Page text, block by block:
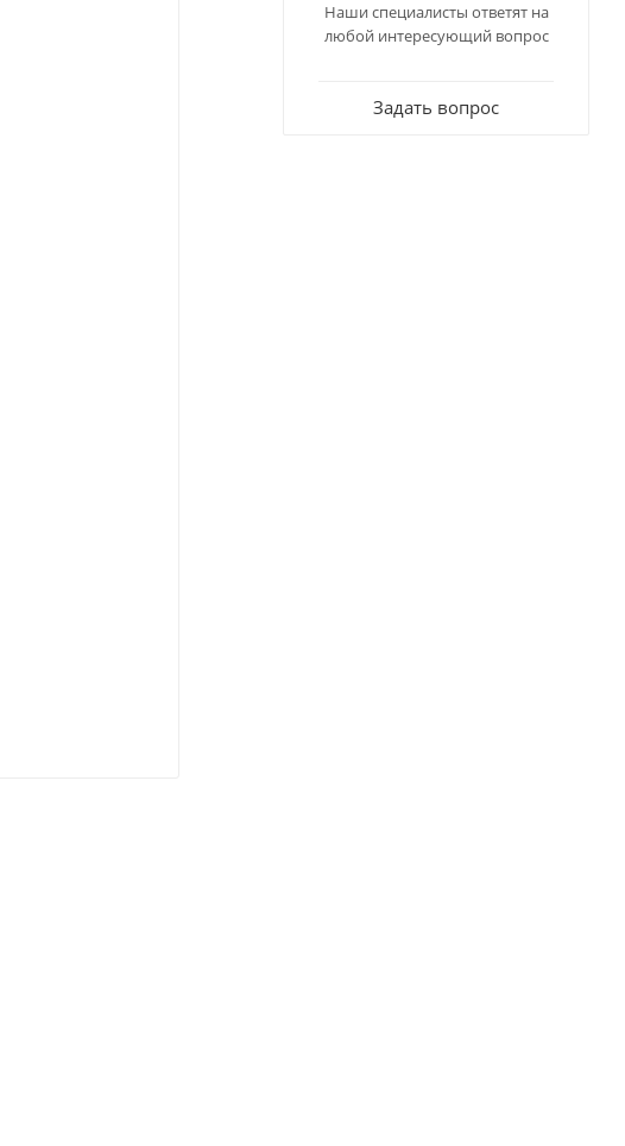
Наши специалисты ответят на
любой интересующий вопрос
Задать вопрос